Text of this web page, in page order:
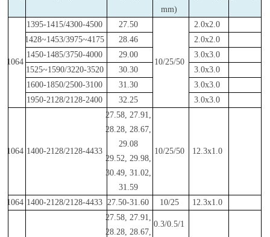
mm)
1064
1395-1415/4300-4500 27.50
10/25/50
2.0x2.0
1428~1453/3975~4175
28.46
2.0x2.0
1450-1485/3750-4000
29.00
3.0x3.0
1525~1590/3220-3520
30.30
3.0x3.0
1600-1850/2500-3100
31.30
3.0x3.0
1950-2128/2128-2400
32.25 3.0x3.0
1064 1400-2128/2128-4433
27.58, 27.91,
28.28, 28.67,
29.08
29.52, 29.98,
30.49, 31.02,
31.59
10/25/50 12.3x1.0
1064 1400-2128/2128-4433 27.50-31.60 10/25 12.3x1.0
27.58, 27.91,
28.28, 28.67,
0.3/0.5/1